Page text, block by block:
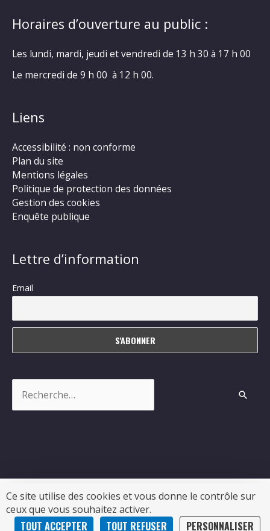
Ce site utilise des cookies et vous donne le contrôle sur
ceux que vous souhaitez activer.
TOUT ACCEPTER TOUT REFUSER PERSONNALISER
Horaires d’ouverture au public :
Les lundi, mardi, jeudi et vendredi de 13 h 30 à 17 h 00
Le mercredi de 9 h 00 à 12 h 00.
Liens
Accessibilité : non conforme
Plan du site
Mentions légales
Politique de protection des données
Gestion des cookies
Enquête publique
Lettre d’information
Email
Copyright © 2026Sablonceaux| Propulsé par Soluris